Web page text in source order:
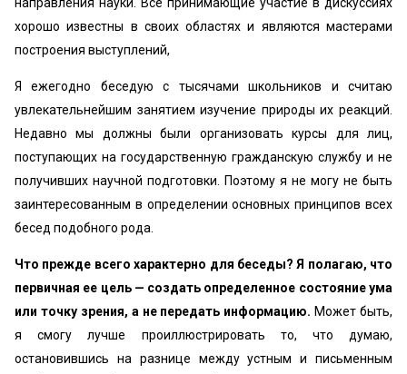
направления науки. Все принимающие участие в дискуссиях
хорошо известны в своих областях и являются мастерами
построения выступлений,
Я ежегодно беседую с тысячами школьников и считаю
увлекательнейшим занятием изучение природы их реакций.
Недавно мы должны были организовать курсы для лиц,
поступающих на государственную гражданскую службу и не
получивших научной подготовки. Поэтому я не могу не быть
заинтересованным в определении основных принципов всех
бесед подобного рода.
Что прежде всего характерно для беседы? Я полагаю, что
первичная ее цель — создать определенное состояние ума
или точку зрения, а не передать информацию. Может быть,
я смогу лучше проиллюстрировать то, что думаю,
остановившись на разнице между устным и письменным